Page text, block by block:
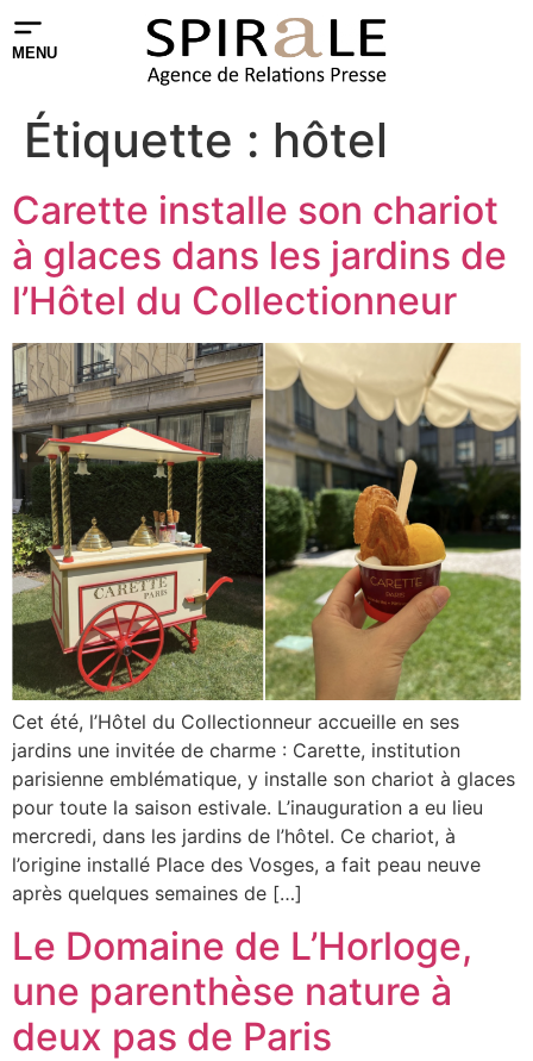
MENU
Étiquette : hôtel
Carette installe son chariot
à glaces dans les jardins de
l’Hôtel du Collectionneur
Cet été, l’Hôtel du Collectionneur accueille en ses
jardins une invitée de charme : Carette, institution
parisienne emblématique, y installe son chariot à glaces
pour toute la saison estivale. L’inauguration a eu lieu
mercredi, dans les jardins de l’hôtel. Ce chariot, à
l’origine installé Place des Vosges, a fait peau neuve
après quelques semaines de […]
Le Domaine de L’Horloge,
une parenthèse nature à
deux pas de Paris